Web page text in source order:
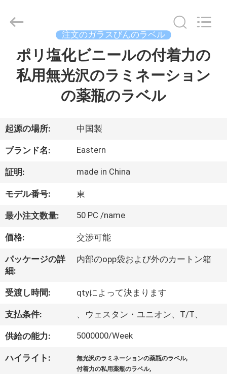
ダ
ク
ト
私
に
つ
い
て
工
場
2017
(Xiamen)
Industry
注文のガラスびんのラベル
ポリ塩化ビニールの付着力の
私用無光沢のラミネーション
の薬瓶のラベル
起源の場所: 中国製
ブランド名: Eastern
証明: made in China
モデル番号: 東
最小注文数量: 50 PC /name
価格: 交渉可能
パッケージの詳
細:
内部のopp袋および外のカートン箱
受渡し時間: qtyによって決まります
支払条件: 、ウェスタン・ユニオン、T/T、
供給の能力: 5000000/Week
ハイライト: 無光沢のラミネーションの薬瓶のラベル,
付着力の私用薬瓶のラベル,